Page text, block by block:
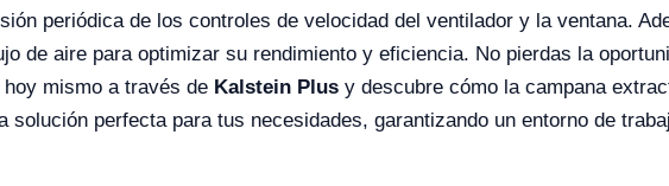
periódica de los controles de velocidad del ventilador y la ventana.
de aire para optimizar su rendimiento y eficiencia. No pierdas la
mismo a través de Kalstein Plus y descubre cómo la campana
solución perfecta para tus necesidades, garantizando un entorno de